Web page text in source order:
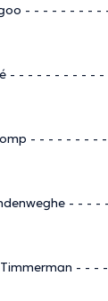
- - - - - - - - -
- - - - - - - - - - -
- - - - - - - -
- - -
- - -